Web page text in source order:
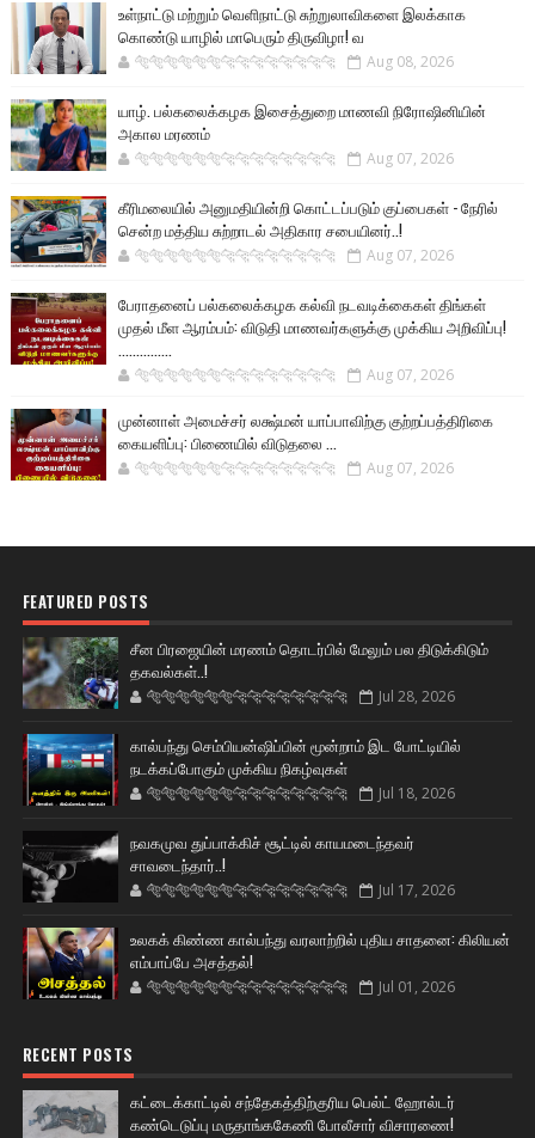
உள்நாட்டு மற்றும் வெளிநாட்டு சுற்றுலாவிகளை இலக்காக
கொண்டு யாழில் மாபெரும் திருவிழா! வ
🐅🐅🐅🐅🐅🐅🐆🐆🐆🐆🐆🐆🐆🐆 Aug 08, 2026
யாழ். பல்கலைக்கழக இசைத்துறை மாணவி நிரோஷினியின்
அகால மரணம்
🐅🐅🐅🐅🐅🐅🐆🐆🐆🐆🐆🐆🐆🐆 Aug 07, 2026
கீரிமலையில் அனுமதியின்றி கொட்டப்படும் குப்பைகள் - நேரில்
சென்ற மத்திய சுற்றாடல் அதிகார சபையினர்..!
🐅🐅🐅🐅🐅🐅🐆🐆🐆🐆🐆🐆🐆🐆 Aug 07, 2026
பேராதனைப் பல்கலைக்கழக கல்வி நடவடிக்கைகள் திங்கள்
முதல் மீள ஆரம்பம்: விடுதி மாணவர்களுக்கு முக்கிய அறிவிப்பு!
...............
🐅🐅🐅🐅🐅🐅🐆🐆🐆🐆🐆🐆🐆🐆 Aug 07, 2026
முன்னாள் அமைச்சர் லக்ஷ்மன் யாப்பாவிற்கு குற்றப்பத்திரிகை
கையளிப்பு: பிணையில் விடுதலை ...
🐅🐅🐅🐅🐅🐅🐆🐆🐆🐆🐆🐆🐆🐆 Aug 07, 2026
FEATURED POSTS
சீன பிரஜையின் மரணம் தொடர்பில் மேலும் பல திடுக்கிடும்
தகவல்கள்..!
🐅🐅🐅🐅🐅🐅🐆🐆🐆🐆🐆🐆🐆🐆 Jul 28, 2026
கால்பந்து செம்பியன்ஷிப்பின் மூன்றாம் இட போட்டியில்
நடக்கப்போகும் முக்கிய நிகழ்வுகள்
🐅🐅🐅🐅🐅🐅🐆🐆🐆🐆🐆🐆🐆🐆 Jul 18, 2026
நவகமுவ துப்பாக்கிச் சூட்டில் காயமடைந்தவர்
சாவடைந்தார்..!
🐅🐅🐅🐅🐅🐅🐆🐆🐆🐆🐆🐆🐆🐆 Jul 17, 2026
உலகக் கிண்ண கால்பந்து வரலாற்றில் புதிய சாதனை: கிலியன்
எம்பாப்பே அசத்தல்!
🐅🐅🐅🐅🐅🐅🐆🐆🐆🐆🐆🐆🐆🐆 Jul 01, 2026
RECENT POSTS
கட்டைக்காட்டில் சந்தேகத்திற்குரிய பெல்ட் ஹோல்டர்
கண்டெடுப்பு மருதாங்ககேணி போலீசார் விசாரணை!